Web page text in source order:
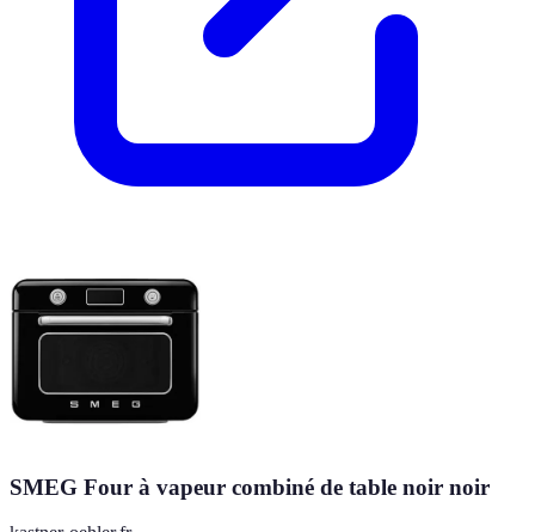
SMEG Four à vapeur combiné de table noir noir